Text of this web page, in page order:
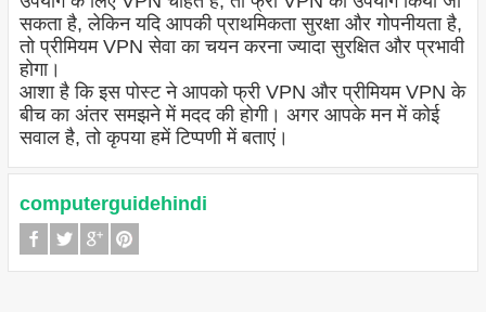
सकता है, लेकिन यदि आपकी प्राथमिकता सुरक्षा और गोपनीयता है,
तो प्रीमियम VPN सेवा का चयन करना ज्यादा सुरक्षित और प्रभावी
होगा।
आशा है कि इस पोस्ट ने आपको फ्री VPN और प्रीमियम VPN के
बीच का अंतर समझने में मदद की होगी। अगर आपके मन में कोई
सवाल है, तो कृपया हमें टिप्पणी में बताएं।
computerguidehindi